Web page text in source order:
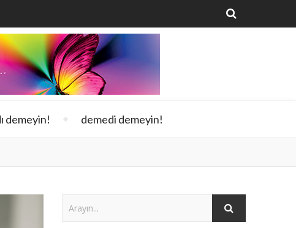
demeyin! demedi demeyin!